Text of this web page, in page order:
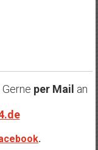
per Mail an
.